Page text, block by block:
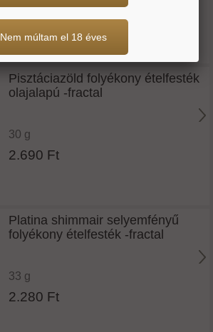
Pisztáciazöld folyékony ételfesték
olajalapú -fractal
30 g
2.690 Ft
Platina shimmair selyemfényű
folyékony ételfesték -fractal
33 g
2.280 Ft
Nem múltam el 18 éves